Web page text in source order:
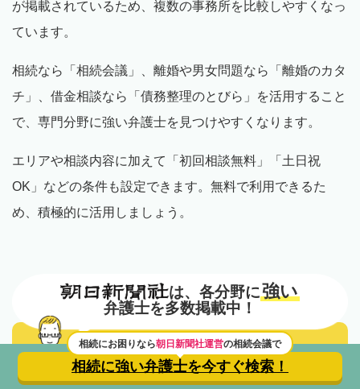
が掲載されているため、複数の事務所を比較しやすくなっ
ています。
相続なら「相続会議」、離婚や男女問題なら「離婚のカタ
チ」、借金相談なら「債務整理のとびら」を活用すること
で、専門分野に強い弁護士を見つけやすくなります。
エリアや相談内容に加えて「初回相談無料」「土日祝
OK」などの条件も設定できます。無料で利用できるた
め、積極的に活用しましょう。
は、各分野に強い
弁護士を多数掲載中！
相談内容から無料相談
できる弁護士を探す
相続にお困りなら朝日新聞社運営の相続会議で
相続に強い弁護士を今すぐ検索！